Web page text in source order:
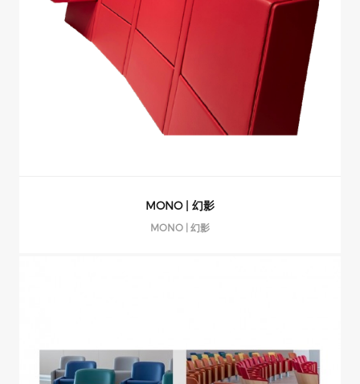
MONO | 幻影
MONO | 幻影